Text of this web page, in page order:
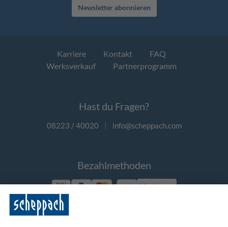
Newsletter abonnieren
Karriere Kontakt
FAQ
Werksverkauf
Partnerprogramm
Hast du Fragen?
08223 / 40020 | info@scheppach.com
Bezahlmethoden
Vorkasse